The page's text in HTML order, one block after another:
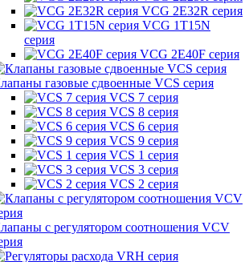
VCG 2E32R серия
VCG 1T15N
серия
VCG 2E40F серия
газовые сдвоенные VCS серия
VCS 7 серия
VCS 8 серия
VCS 6 серия
VCS 9 серия
VCS 1 серия
VCS 3 серия
VCS 2 серия
с регулятором соотношения VCV